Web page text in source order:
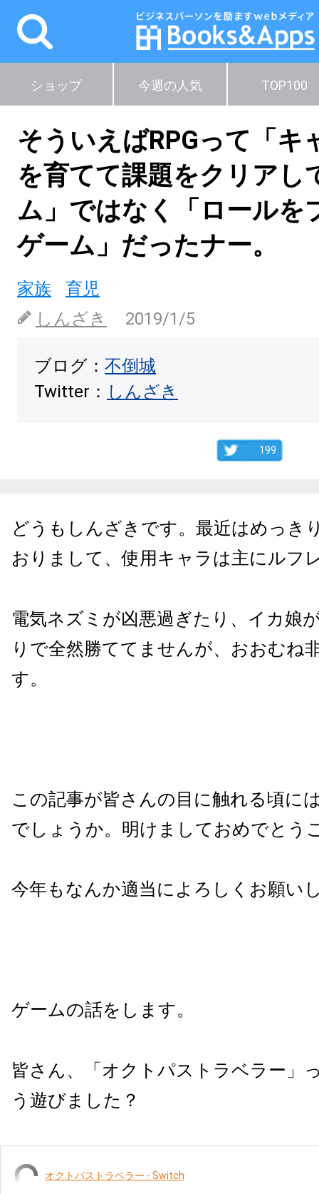
ショップ 今週の人気 TOP100
そういえばRPGって「キ
を育てて課題をクリアし
ム」ではなく「ロールを
ゲーム」だったナー。
家族
育児
しんざき
2019/1/5
ブログ： 不倒城
Twitter： しんざき
199
どうもしんざきです。最近はめっき
おりまして、使用キャラは主にルフ
電気ネズミが凶悪過ぎたり、イカ娘
りで全然勝ててませんが、おおむね
す。
この記事が皆さんの目に触れる頃に
でしょうか。明けましておめでとう
今年もなんか適当によろしくお願い
ゲームの話をします。
皆さん、「オクトパストラベラー」
う遊びました？
オクトパストラベラー - Switch